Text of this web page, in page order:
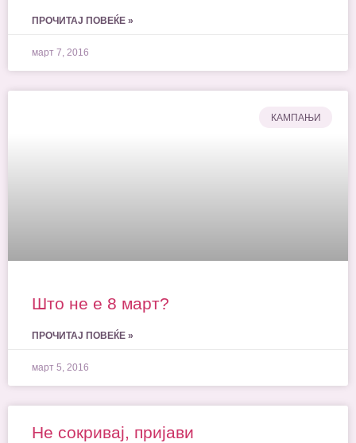
ПРОЧИТАЈ ПОВЕЌЕ »
март 7, 2016
КАМПАЊИ
Што не е 8 март?
ПРОЧИТАЈ ПОВЕЌЕ »
март 5, 2016
Не сокривај, пријави